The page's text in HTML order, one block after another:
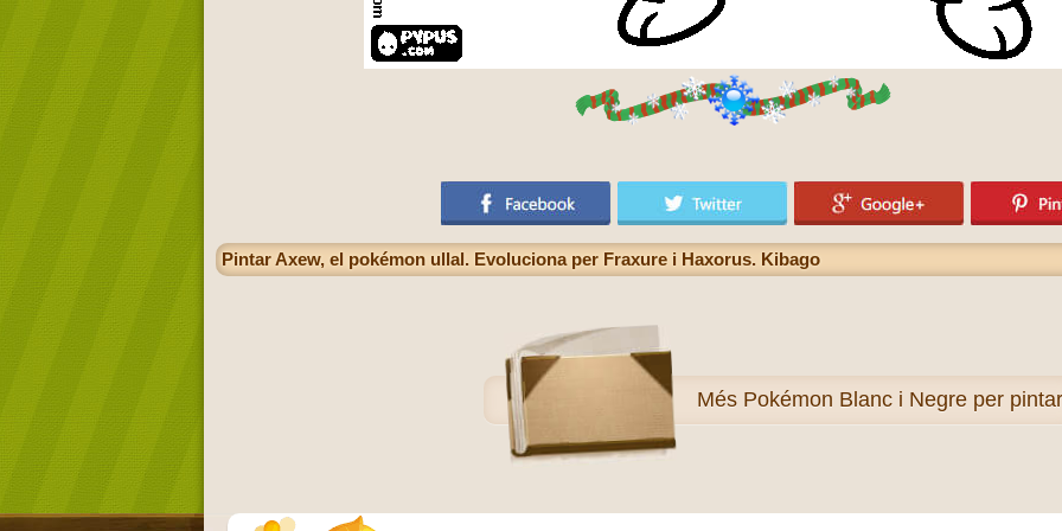
Pintar Axew, el pokémon ullal. Evoluciona per Fraxure i Haxorus. Kibago
Més Pokémon Blanc i Negre per pintar